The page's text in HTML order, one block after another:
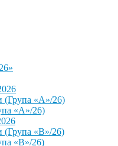
(Група «А»/26)
«А»/26)
(Група «В»/26)
«В»/26)